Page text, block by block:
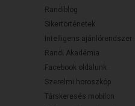
Randiblog
Sikertörténetek
Intelligens ajánlórendszer
Randi Akadémia
Facebook oldalunk
Szerelmi horoszkóp
Társkeresés mobilon